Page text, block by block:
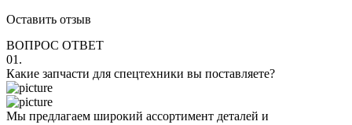
Оставить отзыв
ВОПРОС ОТВЕТ
01.
Какие запчасти для спецтехники вы поставляете?
Мы предлагаем широкий ассортимент деталей и